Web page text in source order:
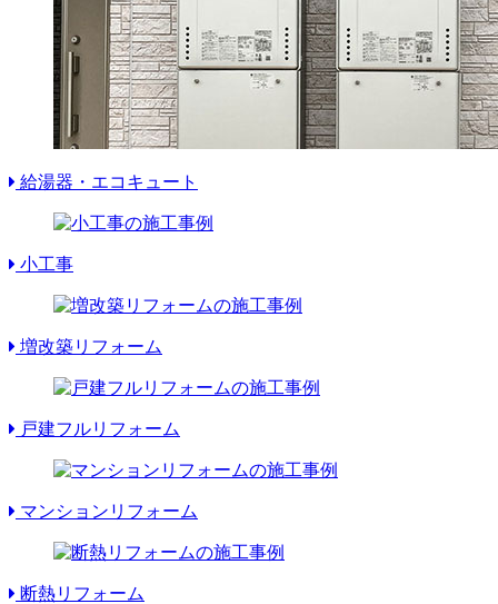
給湯器・エコキュート
小工事
増改築リフォーム
戸建フルリフォーム
マンションリフォーム
断熱リフォーム